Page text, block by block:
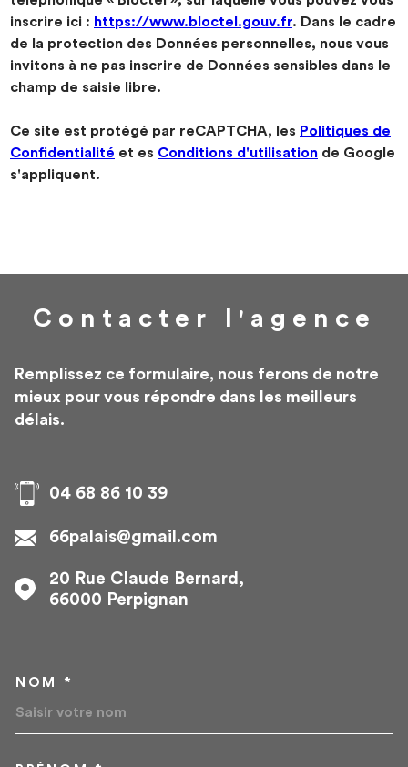
inscrire ici : https://www.bloctel.gouv.fr. Dans le cadre
de la protection des Données personnelles, nous vous
invitons à ne pas inscrire de Données sensibles dans le
champ de saisie libre.
Ce site est protégé par reCAPTCHA, les Politiques de
Confidentialité et es Conditions d'utilisation de Google
s'appliquent.
Contacter l'agence
Remplissez ce formulaire, nous ferons de notre
mieux pour vous répondre dans les meilleurs
délais.
04 68 86 10 39
66palais@gmail.com
20 Rue Claude Bernard,
66000
Perpignan
NOM *